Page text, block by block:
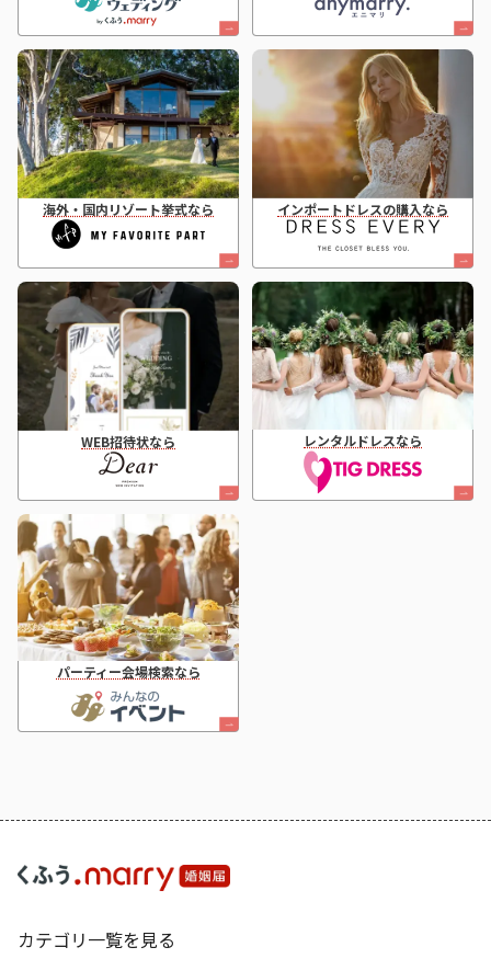
海外・国内リゾート挙式なら インポートドレスの購入なら
WEB招待状なら レンタルドレスなら
パーティー会場検索なら
カテゴリ一覧を見る